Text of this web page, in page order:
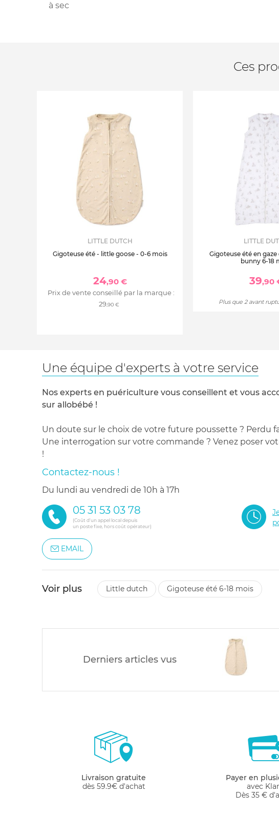
à sec
Ces
LITTLE DUTCH
Gigoteuse été - little goose - 0-6 mois
24,90 €
Prix de vente conseillé par la marque :
29,90 €
LITTLE
Gigoteuse été en
bunny 6-18
39,90
Plus que 2 avant
Une équipe d'experts à votre service
Nos experts en puériculture vous conseillent et vous
sur allobébé !
Un doute sur le choix de votre future poussette ? Perdu
Une interrogation sur votre commande ? Venez poser
!
Contactez-nous !
du lundi au vendredi de 10h à 17h
05 31 53 03 78
(Coût d'un appel local depuis
un poste fixe, hors coût opérateur)
EMAIL
Voir plus little dutch gigoteuse été 6-18 mois
Derniers articles vus
Livraison gratuite
dès 59.9€ d'achat
Payer en
avec
Dès 35 €